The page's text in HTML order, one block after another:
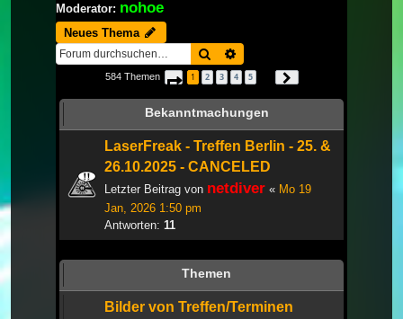
Moderator: nohoe
Neues Thema
Suche
584 Themen Seite 1von 20
1 2 3 4 5
Bekanntmachungen
LaserFreak - Treffen Berlin - 25. &
26.10.2025 - CANCELED
Letzter Beitrag von netdiver « Mo 19
Jan, 2026 1:50 pm
Antworten: 11
Themen
Bilder von Treffen/Terminen